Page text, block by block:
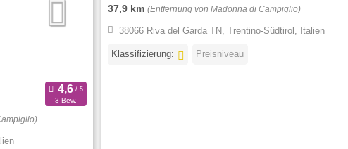
3 Bew.
37,9 km (Entfernung von Madonna di Campiglio)
38066 Riva del Garda TN, Trentino-Südtirol, Italien
Klassifizierung: Preisniveau